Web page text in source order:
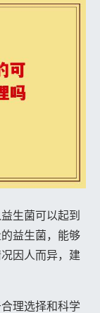
生菌可以起到
益生菌，能够
因人而异，建
理选择和科学